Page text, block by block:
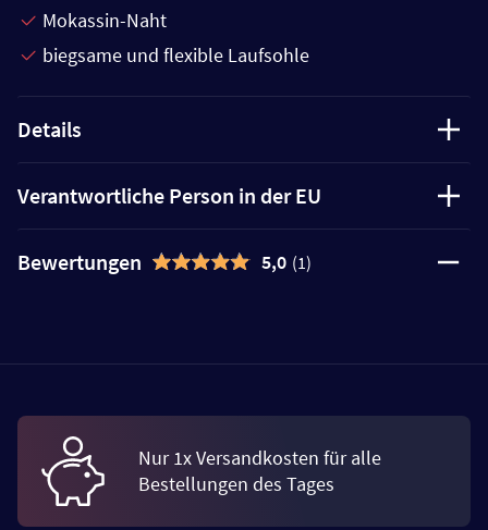
Mokassin-Naht
biegsame und flexible Laufsohle
Details
Verantwortliche Person in der EU
Bewertungen 5,0 (1)
Nur 1x Versandkosten für alle
Bestellungen des Tages